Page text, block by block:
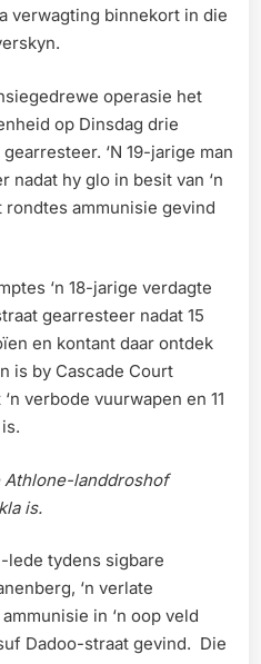
verwagting binnekort in die
operasie het
op Dinsdag drie
‘N 19-jarige man
nadat hy glo in besit van ‘n
ammunisie gevind
‘n 18-jarige verdagte
gearresteer nadat 15
en kontant daar ontdek
is by Cascade Court
verbode vuurwapen en 11
Athlone-landdroshof
is.
lede tydens sigbare
‘n verlate
in ‘n oop veld
Dadoo-straat gevind. Die